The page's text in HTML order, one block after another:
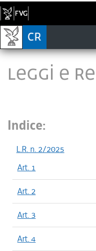
LEGGI E
Indice:
L.R. n. 2/2025
Art. 1
Art. 2
Art. 3
Art. 4